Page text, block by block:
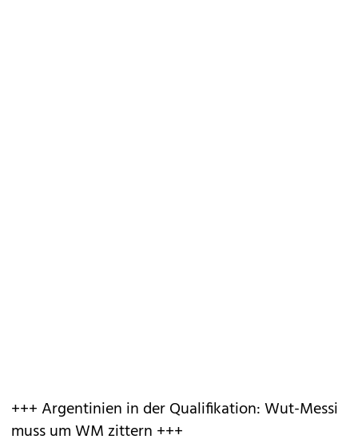
+++ Argentinien in der Qualifikation: Wut-Messi
muss um WM zittern +++